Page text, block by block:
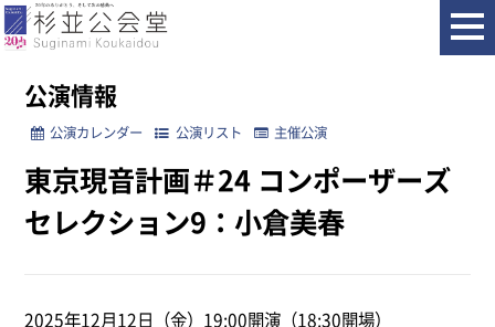
ホーム 公演情報 東京現音計画＃24 コンポーザーズセレクション9：小倉美春
公演情報
公演カレンダー 公演リスト 主催公演
東京現音計画＃24 コンポーザーズ
セレクション9：小倉美春
2025年12月12日（金）19:00開演（18:30開場）